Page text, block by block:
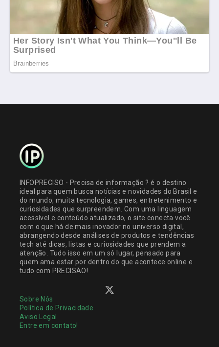
INFOPRECISO - Precisa de informação ? é o destino
ideal para quem busca notícias e novidades do Brasil e
do mundo, muita tecnologia, games, entretenimento e
curiosidades que surpreendem. Com uma linguagem
acessível e conteúdo atualizado, o site conecta você
com o que há de mais inovador no universo digital,
abrangendo desde análises de produtos e tendências
tech até dicas, listas e curiosidades que prendem a
atenção. Tudo isso em um só lugar, pensado para
quem ama estar por dentro do que acontece online e
tudo com PRECISÃO!
Sobre Nós
Política de Privacidade
Aviso Legal
Entre em contato!